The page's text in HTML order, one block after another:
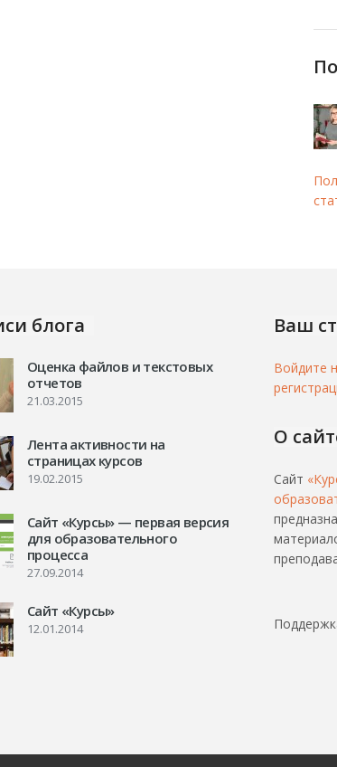
блога
Оценка файлов и текстовых
отчетов
21.03.2015
Лента активности на
страницах курсов
19.02.2015
Сайт «Курсы» — первая версия
для образовательного
процесса
27.09.2014
Сайт «Курсы»
12.01.2014
Ваш
Войдите
О
Сайт